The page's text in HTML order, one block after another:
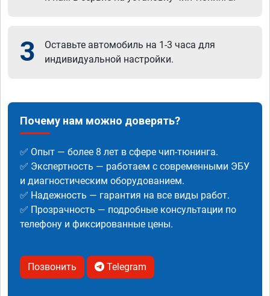
3
Оставьте автомобиль на 1-3 часа для
индивидуальной настройки.
Почему нам можно доверять?
✅ Опыт — более 8 лет в сфере чип-тюнинга.
✅ Экспертность — работаем с современными ЭБУ
и диагностическим оборудованием.
✅ Надежность — гарантия на все виды работ.
✅ Прозрачность — подробные консультации по
телефону и фиксированные цены.
Позвонить Telegram